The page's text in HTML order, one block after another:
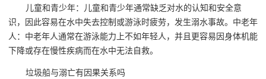
儿童和青少年：儿童和青少年通常缺乏对水的认知和安全意
识，因此容易在水中失去控制或游泳时疲劳，发生溺水事故。中老年
人：中老年人通常在游泳能力上不如年轻人，并且更容易因身体机能
下降或存在慢性疾病而在水中无法自救。
垃圾船与溺亡有因果关系吗